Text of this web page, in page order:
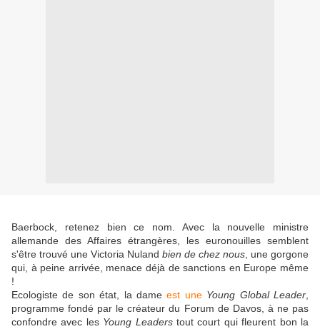
Baerbock, retenez bien ce nom. Avec la nouvelle ministre
allemande des Affaires étrangères, les euronouilles semblent
s'être trouvé une Victoria Nuland bien de chez nous , une gorgone
qui, à peine arrivée, menace déjà de sanctions en Europe même
!
Ecologiste de son état, la dameest une Young Global Leader
programme fondé par le créateur du Forum de Davos, à ne pas
confondre avec les Young Leaderstout court qui fleurent bon la